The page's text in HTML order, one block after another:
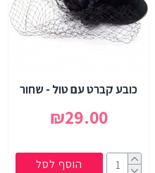
כובע קברט עם טול - שחור
₪29.00
הוסף לסל